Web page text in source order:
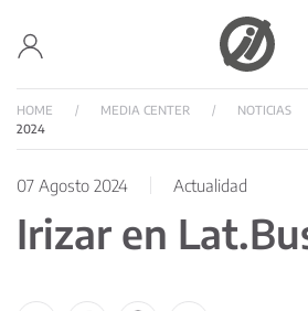
Skip to main content
HOME MEDIA CENTER NOTICIAS
2024
07 Agosto 2024 Actualidad
Irizar en